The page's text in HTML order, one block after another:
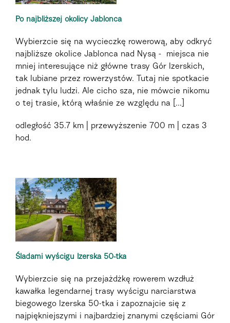
Po najbliższej okolicy Jablonca
Wybierzcie się na wycieczkę rowerową, aby odkryć
najbliższe okolice Jablonca nad Nysą - miejsca nie
mniej interesujące niż główne trasy Gór Izerskich,
tak lubiane przez rowerzystów. Tutaj nie spotkacie
jednak tylu ludzi. Ale cicho sza, nie mówcie nikomu
o tej trasie, którą właśnie ze względu na [...]
odległość 35.7 km przewyższenie 700 m czas 3
hod.
Śladami wyścigu Izerska 50-tka
Wybierzcie się na przejażdżkę rowerem wzdłuż
kawałka legendarnej trasy wyścigu narciarstwa
biegowego Izerska 50-tka i zapoznajcie się z
najpiękniejszymi i najbardziej znanymi częściami Gór